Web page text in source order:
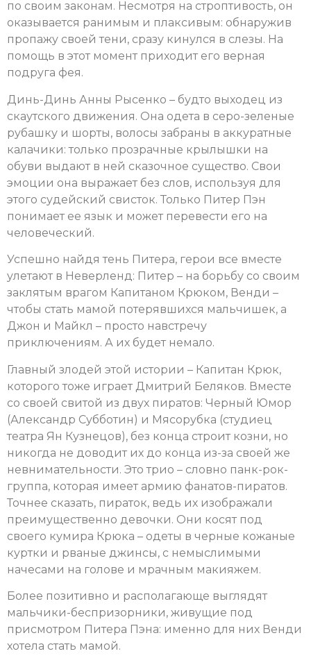
по своим законам. Несмотря на строптивость, он
оказывается ранимым и плаксивым: обнаружив
пропажу своей тени, сразу кинулся в слезы. На
помощь в этот момент приходит его верная
подруга фея.
Динь-Динь Анны Рысенко – будто выходец из
скаутского движения. Она одета в серо-зеленые
рубашку и шорты, волосы забраны в аккуратные
калачики: только прозрачные крылышки на
обуви выдают в ней сказочное существо. Свои
эмоции она выражает без слов, используя для
этого судейский свисток. Только Питер Пэн
понимает ее язык и может перевести его на
человеческий.
Успешно найдя тень Питера, герои все вместе
улетают в Неверленд: Питер – на борьбу со своим
заклятым врагом Капитаном Крюком, Венди –
чтобы стать мамой потерявшихся мальчишек, а
Джон и Майкл – просто навстречу
приключениям. А их будет немало.
Главный злодей этой истории – Капитан Крюк,
которого тоже играет Дмитрий Беляков. Вместе
со своей свитой из двух пиратов: Черный Юмор
(Александр Субботин) и Мясорубка (студиец
театра Ян Кузнецов), без конца строит козни, но
никогда не доводит их до конца из-за своей же
невнимательности. Это трио – словно панк-рок-
группа, которая имеет армию фанатов-пиратов.
Точнее сказать, пираток, ведь их изображали
преимущественно девочки. Они косят под
своего кумира Крюка – одеты в черные кожаные
куртки и рваные джинсы, с немыслимыми
начесами на голове и мрачным макияжем.
Более позитивно и располагающе выглядят
мальчики-беспризорники, живущие под
присмотром Питера Пэна: именно для них Венди
хотела стать мамой.